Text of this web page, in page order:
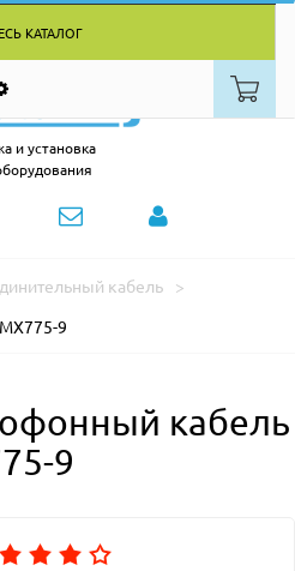
КАТАЛОГ
и установка
кабель
9
кабель
9